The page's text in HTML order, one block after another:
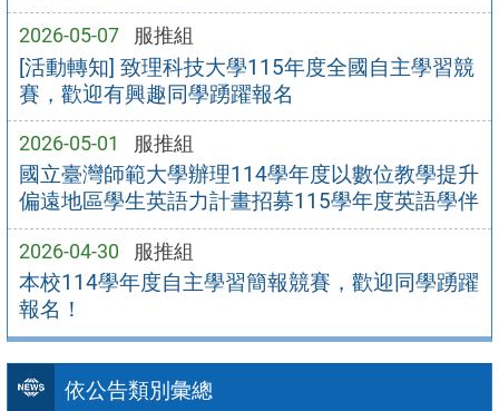
2026-05-07 服推組
[活動轉知] 致理科技大學115年度全國自主學習競
賽，歡迎有興趣同學踴躍報名
2026-05-01 服推組
國立臺灣師範大學辦理114學年度以數位教學提升
偏遠地區學生英語力計畫招募115學年度英語學伴
2026-04-30 服推組
本校114學年度自主學習簡報競賽，歡迎同學踴躍
報名！
依公告類別彙總